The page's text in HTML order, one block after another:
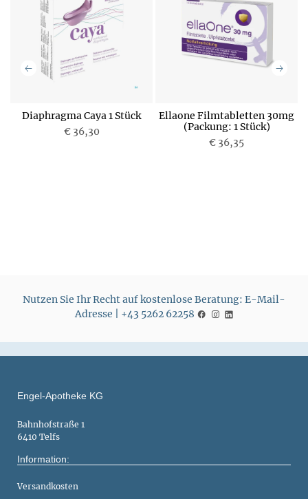
Diaphragma Caya 1 Stück
€ 36,30
Ellaone Filmtabletten 30mg
(Packung: 1 Stück)
€ 36,35
Nutzen Sie Ihr Recht auf kostenlose Beratung: E-Mail-
Adresse | +43 5262 62258
Engel-Apotheke KG
Bahnhofstraße 1
6410 Telfs
Information:
Versandkosten